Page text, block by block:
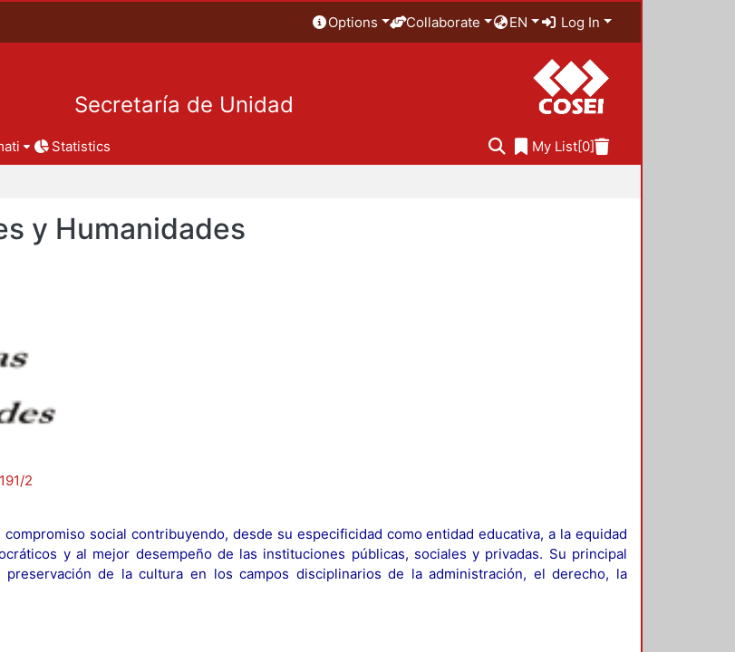
Options Collaborate EN Log In
Secretaría de Unidad
Statistics My List[0]
y Humanidades
2
social contribuyendo, desde su especificidad como entidad educativa, a la equidad
y al mejor desempeño de las instituciones públicas, sociales y privadas. Su principal
de la cultura en los campos disciplinarios de la administración, el derecho, la